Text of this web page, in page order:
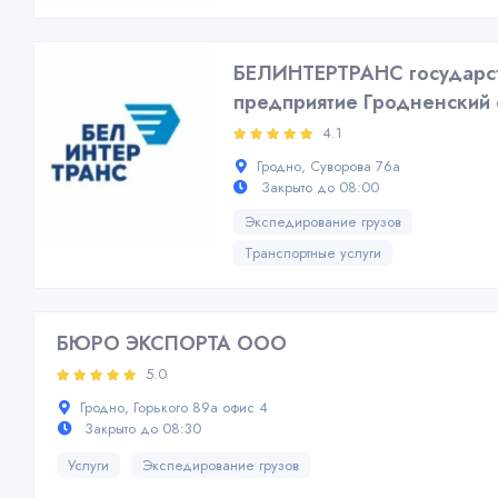
БЕЛИНТЕРТРАНС
предприятие
4.1
Гродно, Суворова 76а
Закрыто до 08:00
Экспедирование грузов
Транспортные услуги
БЮРО ЭКСПОРТА ООО
5.0
Гродно, Горького 89а офис 4
Закрыто до 08:30
Услуги
Экспедирование грузов